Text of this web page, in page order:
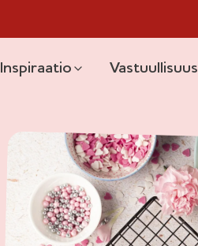
Inspiraatio Vastuullisuus